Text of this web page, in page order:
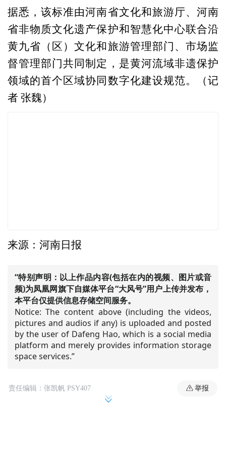
据悉，该标准由河南省文化和旅游厅、河南
省非物质文化遗产保护和智慧化中心联合沿
黄九省（区）文化和旅游管理部门、市场监
督管理部门共同制定，是黄河流域非遗保护
领域的首个区域协同数字化建设规范。（记
者 张魏）
来源：河南日报
“特别声明：以上作品内容(包括在内的视频、图片或音
频)为凤凰网旗下自媒体平台“大风号”用户上传并发布，
本平台仅提供信息存储空间服务。
Notice: The content above (including the videos,
pictures and audios if any) is uploaded and posted
by the user of Dafeng Hao, which is a social media
platform and merely provides information storage
space services.”
责任编辑：张凯帆 PSY407 举报